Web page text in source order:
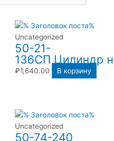
Uncategorized
50-21-
136СП Цилиндр
₽1,640.00 В корзину
Uncategorized
50-74-240